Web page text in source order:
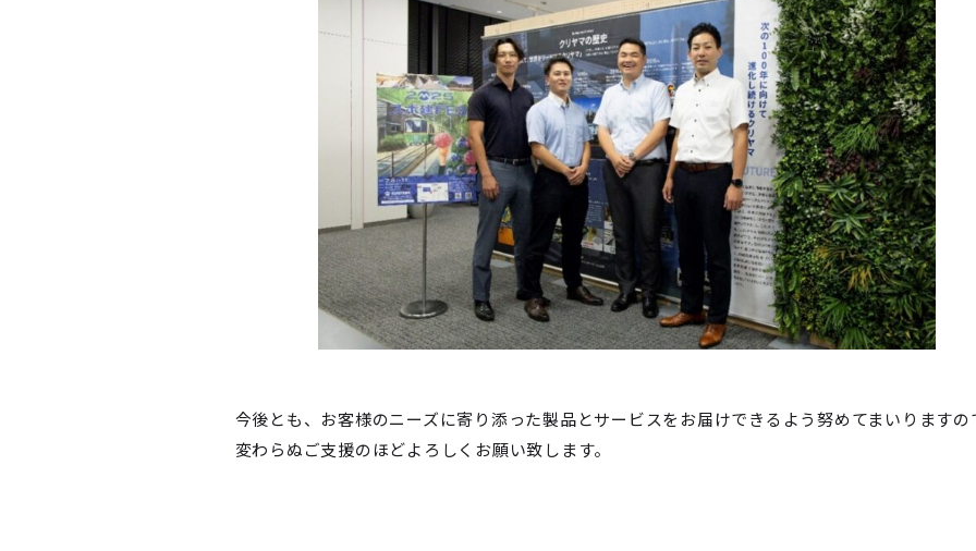
今後とも、お客様のニーズに寄り添った製品とサービスをお届けできるよう努めてまいりますの
変わらぬご支援のほどよろしくお願い致します。